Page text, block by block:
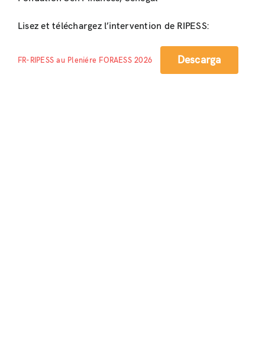
Lisez et téléchargez l’intervention de RIPESS:
FR-RIPESS au Pleniére FORAESS 2026 Descarga